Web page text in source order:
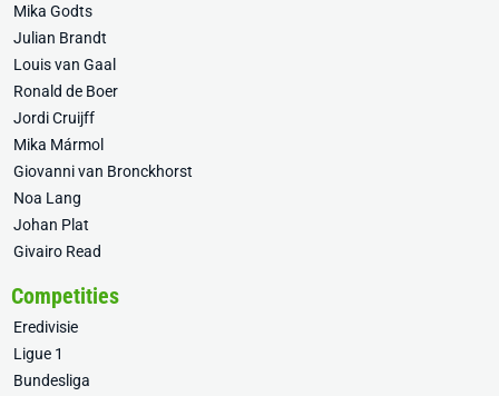
Mika Godts
Julian Brandt
Louis van Gaal
Ronald de Boer
Jordi Cruijff
Mika Mármol
Giovanni van Bronckhorst
Noa Lang
Johan Plat
Givairo Read
Competities
Eredivisie
Ligue 1
Bundesliga